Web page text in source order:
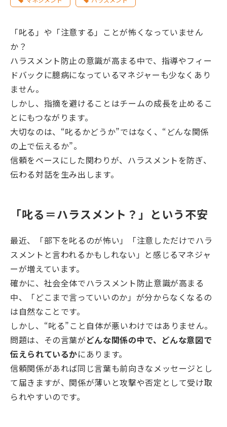
「叱る」や「注意する」ことが怖くなっていません
か？
ハラスメント防止の意識が高まる中で、指導やフィー
ドバックに臆病になっているマネジャーも少なくあり
ません。
しかし、指摘を避けることはチームの成長を止めるこ
とにもつながります。
大切なのは、“叱るかどうか”ではなく、“どんな関係
の上で伝えるか”。
信頼をベースにした関わりが、ハラスメントを防ぎ、
伝わる対話を生み出します。
「叱る＝ハラスメント？」という不安
最近、「部下を叱るのが怖い」「注意しただけでハラ
スメントと言われるかもしれない」と感じるマネジャ
ーが増えています。
確かに、社会全体でハラスメント防止意識が高まる
中、「どこまで言っていいのか」が分からなくなるの
は自然なことです。
しかし、“叱る”こと自体が悪いわけではありません。
問題は、その言葉がどんな関係の中で、どんな意図で
伝えられているかにあります。
信頼関係があれば同じ言葉も前向きなメッセージとし
て届きますが、関係が薄いと攻撃や否定として受け取
られやすいのです。